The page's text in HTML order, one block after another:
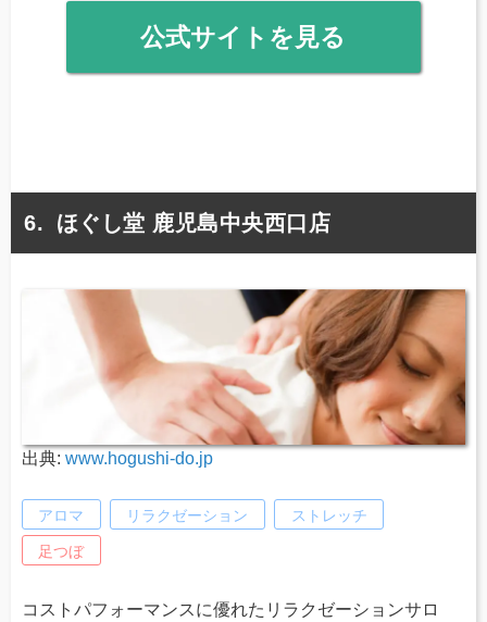
公式サイトを見る
ほぐし堂 鹿児島中央西口店
出典: www.hogushi-do.jp
アロマ リラクゼーション ストレッチ
足つぼ
コストパフォーマンスに優れたリラクゼーションサロ